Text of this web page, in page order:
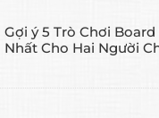
Gợi ý 5 Trò Chơi
Nhất Cho Hai Người